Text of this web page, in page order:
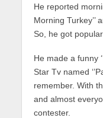
He reported
Morning Turkey’’
So, he got
He made a funny
Star Tv named
remember. With
and almost
contester.